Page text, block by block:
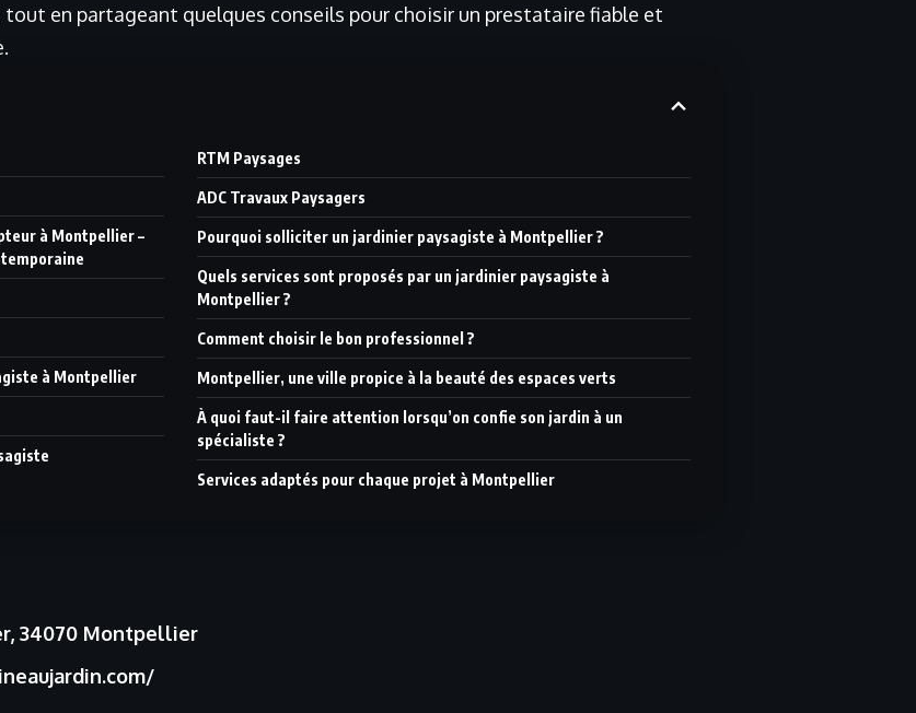
en partageant quelques conseils pour choisir un prestataire fiable et
à Montpellier –
à Montpellier
RTM Paysages
ADC Travaux Paysagers
Pourquoi solliciter un jardinier paysagiste à Montpellier ?
Quels services sont proposés par un jardinier paysagiste à
Montpellier ?
Comment choisir le bon professionnel ?
Montpellier, une ville propice à la beauté des espaces verts
À quoi faut-il faire attention lorsqu’on confie son jardin à un
spécialiste ?
Services adaptés pour chaque projet à Montpellier
34070 Montpellier